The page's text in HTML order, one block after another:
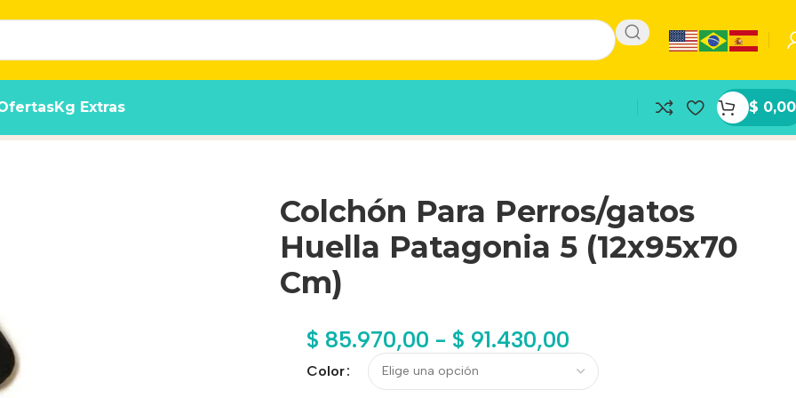
Kg Extras $ 0,00
5 (12x95x70 Cm)
Colchón Para Perros/gatos
Huella Patagonia 5 (12x95x70
Cm)
$ 85.970,00 - $ 91.430,00
Color